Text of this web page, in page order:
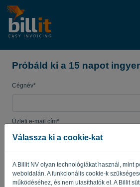
Válassza ki a cookie-kat
A Billit NV olyan technológiákat használ, mint
weboldalán. A funkcionális cookie-k
működéséhez, és nem utasíthatók el. A Billit
Próbáld ki a 15 napot
Cégnév*
Üzleti e-mail cím*